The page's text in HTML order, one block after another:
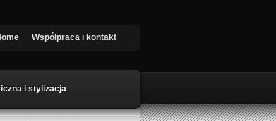
Współpraca i kontakt
i stylizacja